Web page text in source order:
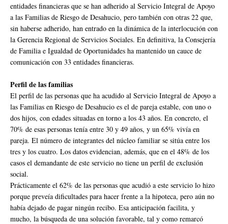
entidades financieras que se han adherido al Servicio Integral de Apoyo
a las Familias de Riesgo de Desahucio, pero también con otras 22 que,
sin haberse adherido, han entrado en la dinámica de la interlocución con
la Gerencia Regional de Servicios Sociales. En definitiva, la Consejería
de Familia e Igualdad de Oportunidades ha mantenido un cauce de
comunicación con 33 entidades financieras.
Perfil de las familias
El perfil de las personas que ha acudido al Servicio Integral de Apoyo a
las Familias en Riesgo de Desahucio es el de pareja estable, con uno o
dos hijos, con edades situadas en torno a los 43 años. En concreto, el
70% de esas personas tenía entre 30 y 49 años, y un 65% vivía en
pareja. El número de integrantes del núcleo familiar se sitúa entre los
tres y los cuatro. Los datos evidencian, además, que en el 48% de los
casos el demandante de este servicio no tiene un perfil de exclusión
social.
Prácticamente el 62% de las personas que acudió a este servicio lo hizo
porque preveía dificultades para hacer frente a la hipoteca, pero aún no
había dejado de pagar ningún recibo. Esa anticipación facilita, y
mucho, la búsqueda de una solución favorable, tal y como remarcó